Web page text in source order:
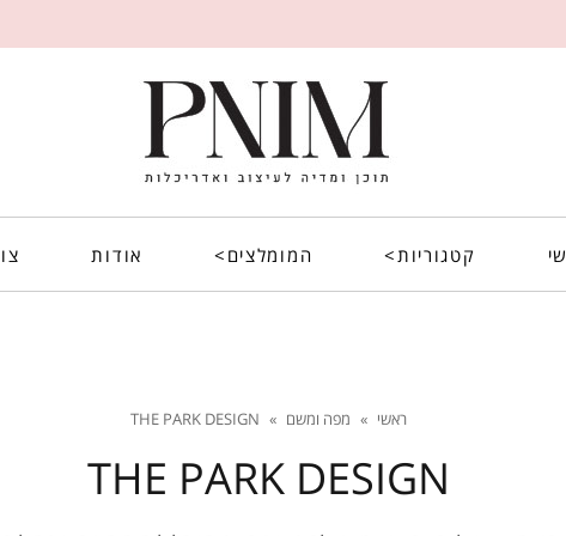
קטגוריות> המומלצים> אודות
ראשי » מפה ומשם »
THE PARK DESIGN
THE PARK DESIGN